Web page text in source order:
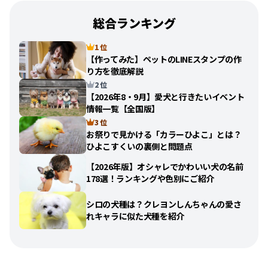
総合ランキング
1 位
【作ってみた】ペットのLINEスタンプの作
り方を徹底解説
2 位
【2026年8・9月】愛犬と行きたいイベント
情報一覧【全国版】
3 位
お祭りで見かける「カラーひよこ」とは？
ひよこすくいの裏側と問題点
【2026年版】オシャレでかわいい犬の名前
178選！ランキングや色別にご紹介
シロの犬種は？クレヨンしんちゃんの愛さ
れキャラに似た犬種を紹介